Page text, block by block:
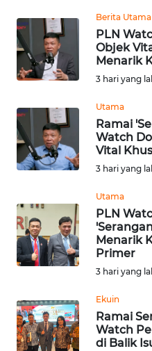
Berita Utama
PLN
Objek
Menarik
3 hari yang
Utama
Ramai
Watch
Vital
3 hari yang
Utama
PLN
Menarik
Primer
3 hari yang
Ekuin
Ramai
Watch
di Balik
NTB
WN
SULTENG
WN
SULBAR
WN
BABEL
WN
SUMBAR
WN
WN
BENGKULU